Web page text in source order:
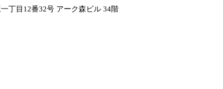
丁目12番32号 アーク森ビル 34階